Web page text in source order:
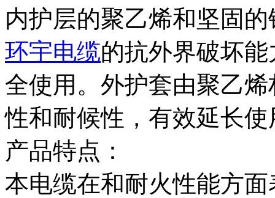
内护层的聚乙烯和坚固
环宇电缆的抗外界破坏
全使用。外护套由聚乙
性和耐候性，有效延长
产品特点：
本电缆在和耐火性能方